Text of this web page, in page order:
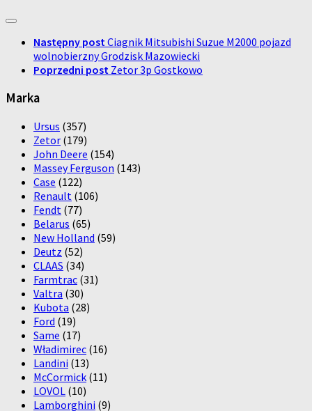
Następny postCiagnik Mitsubishi Suzue M2000 pojazd
wolnobierzny Grodzisk Mazowiecki
Poprzedni post Zetor 3p Gostkowo
Marka
Ursus (357)
Zetor (179)
John Deere (154)
Massey Ferguson (143)
Case (122)
Renault (106)
Fendt (77)
Belarus (65)
New Holland (59)
Deutz (52)
CLAAS (34)
Farmtrac (31)
Valtra (30)
Kubota (28)
Ford (19)
Same (17)
Władimirec (16)
Landini (13)
McCormick (11)
LOVOL (10)
Lamborghini (9)